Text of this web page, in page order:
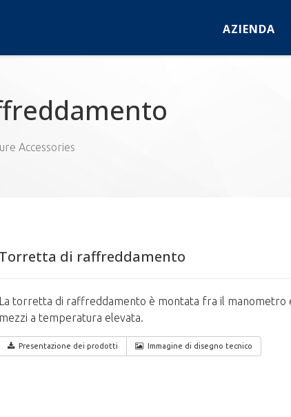
AZIENDA
Accessories
Torretta di raffreddamento
La torretta di raffreddamento è montata fra il manometro
mezzi a temperatura elevata.
Presentazione dei prodotti Immagine di disegno tecnico